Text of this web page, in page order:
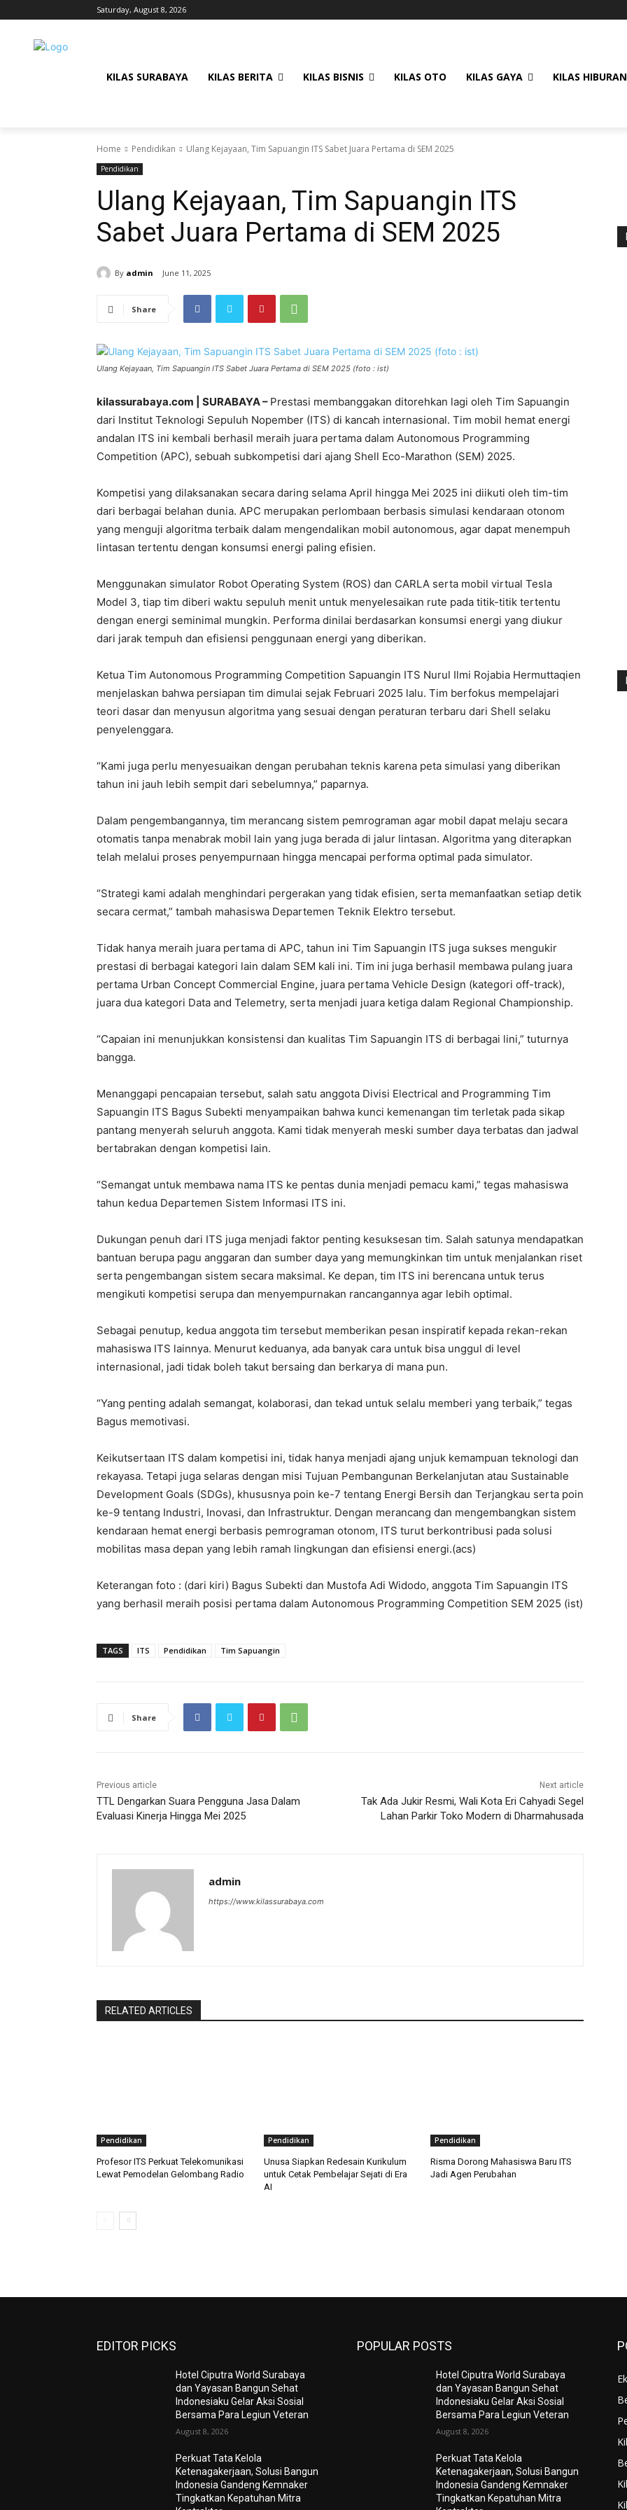
Saturday, August 8, 2026
KILAS SURABAYA KILAS BERITA KILAS BISNIS KILAS OTO KILAS GAYA KILAS HIBURAN
Home Pendidikan Ulang Kejayaan, Tim Sapuangin ITS Sabet Juara Pertama di SEM 2025
Pendidikan
Ulang Kejayaan, Tim Sapuangin ITS
Sabet Juara Pertama di SEM 2025
By admin June 11, 2025
Share
Ulang Kejayaan, Tim Sapuangin ITS Sabet Juara Pertama di SEM 2025 (foto : ist)
kilassurabaya.com | SURABAYA – Prestasi membanggakan ditorehkan lagi oleh Tim Sapuangin
dari Institut Teknologi Sepuluh Nopember (ITS) di kancah internasional. Tim mobil hemat energi
andalan ITS ini kembali berhasil meraih juara pertama dalam Autonomous Programming
Competition (APC), sebuah subkompetisi dari ajang Shell Eco-Marathon (SEM) 2025.
Kompetisi yang dilaksanakan secara daring selama April hingga Mei 2025 ini diikuti oleh tim-tim
dari berbagai belahan dunia. APC merupakan perlombaan berbasis simulasi kendaraan otonom
yang menguji algoritma terbaik dalam mengendalikan mobil autonomous, agar dapat menempuh
lintasan tertentu dengan konsumsi energi paling efisien.
Menggunakan simulator Robot Operating System (ROS) dan CARLA serta mobil virtual Tesla
Model 3, tiap tim diberi waktu sepuluh menit untuk menyelesaikan rute pada titik-titik tertentu
dengan energi seminimal mungkin. Performa dinilai berdasarkan konsumsi energi yang diukur
dari jarak tempuh dan efisiensi penggunaan energi yang diberikan.
Ketua Tim Autonomous Programming Competition Sapuangin ITS Nurul Ilmi Rojabia Hermuttaqien
menjelaskan bahwa persiapan tim dimulai sejak Februari 2025 lalu. Tim berfokus mempelajari
teori dasar dan menyusun algoritma yang sesuai dengan peraturan terbaru dari Shell selaku
penyelenggara.
“Kami juga perlu menyesuaikan dengan perubahan teknis karena peta simulasi yang diberikan
tahun ini jauh lebih sempit dari sebelumnya,” paparnya.
Dalam pengembangannya, tim merancang sistem pemrograman agar mobil dapat melaju secara
otomatis tanpa menabrak mobil lain yang juga berada di jalur lintasan. Algoritma yang diterapkan
telah melalui proses penyempurnaan hingga mencapai performa optimal pada simulator.
“Strategi kami adalah menghindari pergerakan yang tidak efisien, serta memanfaatkan setiap detik
secara cermat,” tambah mahasiswa Departemen Teknik Elektro tersebut.
Tidak hanya meraih juara pertama di APC, tahun ini Tim Sapuangin ITS juga sukses mengukir
prestasi di berbagai kategori lain dalam SEM kali ini. Tim ini juga berhasil membawa pulang juara
pertama Urban Concept Commercial Engine, juara pertama Vehicle Design (kategori off-track),
juara dua kategori Data and Telemetry, serta menjadi juara ketiga dalam Regional Championship.
“Capaian ini menunjukkan konsistensi dan kualitas Tim Sapuangin ITS di berbagai lini,” tuturnya
bangga.
Menanggapi pencapaian tersebut, salah satu anggota Divisi Electrical and Programming Tim
Sapuangin ITS Bagus Subekti menyampaikan bahwa kunci kemenangan tim terletak pada sikap
pantang menyerah seluruh anggota. Kami tidak menyerah meski sumber daya terbatas dan jadwal
bertabrakan dengan kompetisi lain.
“Semangat untuk membawa nama ITS ke pentas dunia menjadi pemacu kami,” tegas mahasiswa
tahun kedua Departemen Sistem Informasi ITS ini.
Dukungan penuh dari ITS juga menjadi faktor penting kesuksesan tim. Salah satunya mendapatkan
bantuan berupa pagu anggaran dan sumber daya yang memungkinkan tim untuk menjalankan riset
serta pengembangan sistem secara maksimal. Ke depan, tim ITS ini berencana untuk terus
mengikuti kompetisi serupa dan menyempurnakan rancangannya agar lebih optimal.
Sebagai penutup, kedua anggota tim tersebut memberikan pesan inspiratif kepada rekan-rekan
mahasiswa ITS lainnya. Menurut keduanya, ada banyak cara untuk bisa unggul di level
internasional, jadi tidak boleh takut bersaing dan berkarya di mana pun.
“Yang penting adalah semangat, kolaborasi, dan tekad untuk selalu memberi yang terbaik,” tegas
Bagus memotivasi.
Keikutsertaan ITS dalam kompetisi ini, tidak hanya menjadi ajang unjuk kemampuan teknologi dan
rekayasa. Tetapi juga selaras dengan misi Tujuan Pembangunan Berkelanjutan atau Sustainable
Development Goals (SDGs), khususnya poin ke-7 tentang Energi Bersih dan Terjangkau serta poin
ke-9 tentang Industri, Inovasi, dan Infrastruktur. Dengan merancang dan mengembangkan sistem
kendaraan hemat energi berbasis pemrograman otonom, ITS turut berkontribusi pada solusi
mobilitas masa depan yang lebih ramah lingkungan dan efisiensi energi.(acs)
Keterangan foto : (dari kiri) Bagus Subekti dan Mustofa Adi Widodo, anggota Tim Sapuangin ITS
yang berhasil meraih posisi pertama dalam Autonomous Programming Competition SEM 2025 (ist)
TAGS ITS Pendidikan Tim Sapuangin
Share
Previous article
TTL Dengarkan Suara Pengguna Jasa Dalam
Evaluasi Kinerja Hingga Mei 2025
Next article
Tak Ada Jukir Resmi, Wali Kota Eri Cahyadi Segel
Lahan Parkir Toko Modern di Dharmahusada
admin
https://www.kilassurabaya.com
RELATED ARTICLES
Pendidikan
Profesor ITS Perkuat Telekomunikasi
Lewat Pemodelan Gelombang Radio
Pendidikan
Unusa Siapkan Redesain Kurikulum
untuk Cetak Pembelajar Sejati di Era
AI
Pendidikan
Risma Dorong Mahasiswa Baru ITS
Jadi Agen Perubahan
EDITOR PICKS
Hotel Ciputra World Surabaya
dan Yayasan Bangun Sehat
Indonesiaku Gelar Aksi Sosial
Bersama Para Legiun Veteran
August 8, 2026
Perkuat Tata Kelola
Ketenagakerjaan, Solusi Bangun
Indonesia Gandeng Kemnaker
Tingkatkan Kepatuhan Mitra
POPULAR POSTS
Hotel Ciputra World Surabaya
dan Yayasan Bangun Sehat
Indonesiaku Gelar Aksi Sosial
Bersama Para Legiun Veteran
August 8, 2026
Perkuat Tata Kelola
Ketenagakerjaan, Solusi Bangun
Indonesia Gandeng Kemnaker
Tingkatkan Kepatuhan Mitra